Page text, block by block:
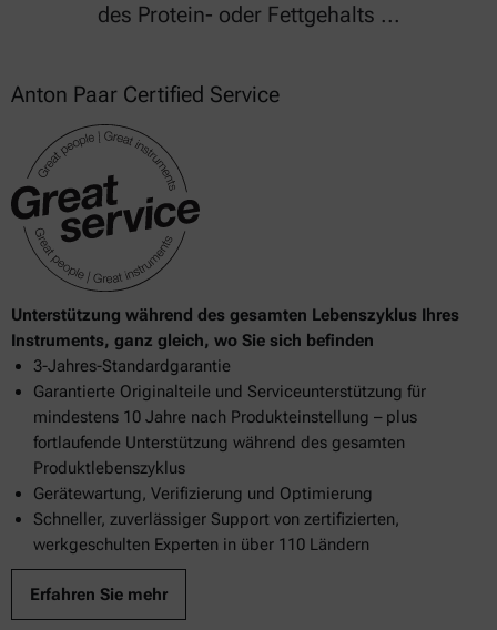
des Protein- oder Fettgehalts ...
Anton Paar Certified Service
Unterstützung während des gesamten Lebenszyklus Ihres
Instruments, ganz gleich, wo Sie sich befinden
3-Jahres-Standardgarantie
Garantierte Originalteile und Serviceunterstützung für
mindestens 10 Jahre nach Produkteinstellung – plus
fortlaufende Unterstützung während des gesamten
Produktlebenszyklus
Gerätewartung, Verifizierung und Optimierung
Schneller, zuverlässiger Support von zertifizierten,
werkgeschulten Experten in über 110 Ländern
Erfahren Sie mehr